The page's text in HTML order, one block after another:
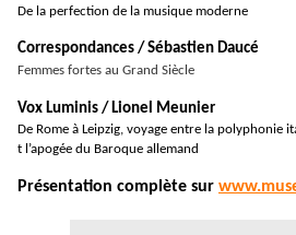
De la perfection de la musique moderne
Correspondances / Sébastien Daucé
Femmes fortes au Grand Siècle
Vox Luminis / Lionel Meunier
De Rome à Leipzig, voyage entre la polyphonie
t l’apogée du Baroque allemand
Présentation complète sur